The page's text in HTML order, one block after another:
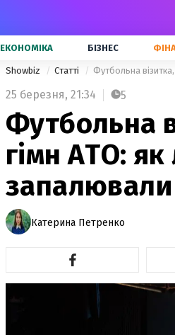
ЕКОНОМІКА БІЗНЕС
Showbiz Статті Футбольна
25 березня, 21:34 5
Футбольна
гімн АТО:
запалювали
Катерина Петренко